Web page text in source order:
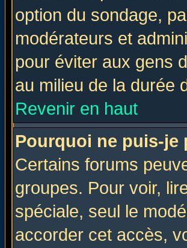
option du sondage,
modérateurs et
pour éviter aux gens
au milieu de la durée
Revenir en haut
Pourquoi ne puis-je
Certains forums
groupes. Pour voir,
spéciale, seul le
accorder cet accès,